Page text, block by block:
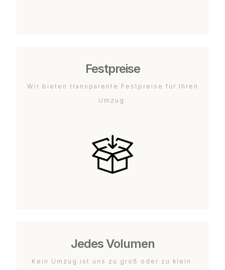
Festpreise
Wir bieten transparente Festpreise für Ihren
Umzug.
Jedes Volumen
Kein Umzug ist uns zu groß oder zu klein.